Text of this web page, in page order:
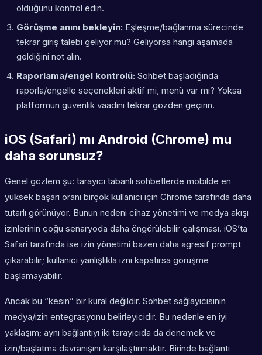
olduğunu kontrol edin.
Görüşme anını bekleyin: Eşleşme/bağlanma sürecinde
tekrar giriş talebi geliyor mu? Geliyorsa hangi aşamada
geldiğini not alın.
Raporlama/engel kontrolü: Sohbet başladığında
raporla/engelle seçenekleri aktif mi, menü var mı? Yoksa
platformun güvenlik vaadini tekrar gözden geçirin.
iOS (Safari) mı Android (Chrome) mu
daha sorunsuz?
Genel gözlem şu: tarayıcı tabanlı sohbetlerde mobilde en
yüksek başarı oranı birçok kullanıcı için Chrome tarafında daha
tutarlı görünüyor. Bunun nedeni cihaz yönetimi ve medya akışı
izinlerinin çoğu senaryoda daha öngörülebilir çalışması. iOS’ta
Safari tarafında ise izin yönetimi bazen daha agresif prompt
çıkarabilir; kullanıcı yanlışlıkla izni kapatırsa görüşme
başlamayabilir.
Ancak bu “kesin” bir kural değildir. Sohbet sağlayıcısının
medya/izin entegrasyonu belirleyicidir. Bu nedenle en iyi
yaklaşım; aynı bağlantıyı iki tarayıcıda da denemek ve
izin/başlatma davranışını karşılaştırmaktır. Birinde bağlantı